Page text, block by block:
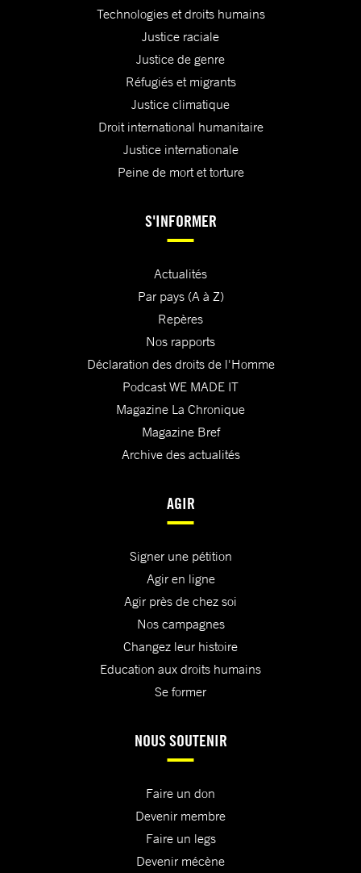
Technologies et droits humains
Justice raciale
Justice de genre
Réfugiés et migrants
Justice climatique
Droit international humanitaire
Justice internationale
Peine de mort et torture
S'INFORMER
Actualités
Par pays (A à Z)
Repères
Nos rapports
Déclaration des droits de l'Homme
Podcast WE MADE IT
Magazine La Chronique
Magazine Bref
Archive des actualités
AGIR
Signer une pétition
Agir en ligne
Agir près de chez soi
Nos campagnes
Changez leur histoire
Education aux droits humains
Se former
NOUS SOUTENIR
Faire un don
Devenir membre
Faire un legs
Devenir mécène